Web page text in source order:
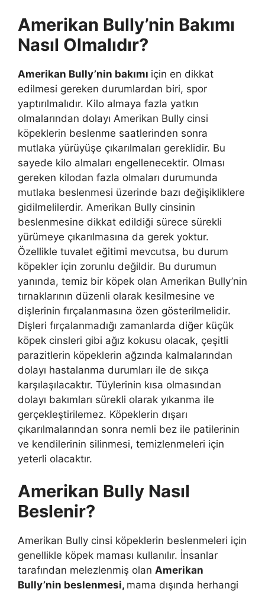
Amerikan Bully’nin Bakımı
Nasıl Olmalıdır?
Amerikan Bully’nin bakımı için en dikkat
edilmesi gereken durumlardan biri, spor
yaptırılmalıdır. Kilo almaya fazla yatkın
olmalarından dolayı Amerikan Bully cinsi
köpeklerin beslenme saatlerinden sonra
mutlaka yürüyüşe çıkarılmaları gereklidir. Bu
sayede kilo almaları engellenecektir. Olması
gereken kilodan fazla olmaları durumunda
mutlaka beslenmesi üzerinde bazı değişikliklere
gidilmelilerdir. Amerikan Bully cinsinin
beslenmesine dikkat edildiği sürece sürekli
yürümeye çıkarılmasına da gerek yoktur.
Özellikle tuvalet eğitimi mevcutsa, bu durum
köpekler için zorunlu değildir. Bu durumun
yanında, temiz bir köpek olan Amerikan Bully’nin
tırnaklarının düzenli olarak kesilmesine ve
dişlerinin fırçalanmasına özen gösterilmelidir.
Dişleri fırçalanmadığı zamanlarda diğer küçük
köpek cinsleri gibi ağız kokusu olacak, çeşitli
parazitlerin köpeklerin ağzında kalmalarından
dolayı hastalanma durumları ile de sıkça
karşılaşılacaktır. Tüylerinin kısa olmasından
dolayı bakımları sürekli olarak yıkanma ile
gerçekleştirilemez. Köpeklerin dışarı
çıkarılmalarından sonra nemli bez ile patilerinin
ve kendilerinin silinmesi, temizlenmeleri için
yeterli olacaktır.
Amerikan Bully Nasıl
Beslenir?
Amerikan Bully cinsi köpeklerin beslenmeleri için
genellikle köpek maması kullanılır. İnsanlar
tarafından melezlenmiş olan Amerikan
Bully’nin beslenmesi, mama dışında herhangi